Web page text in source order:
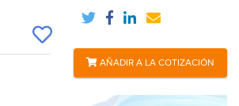
AÑADIR A LA COTIZACIÓN